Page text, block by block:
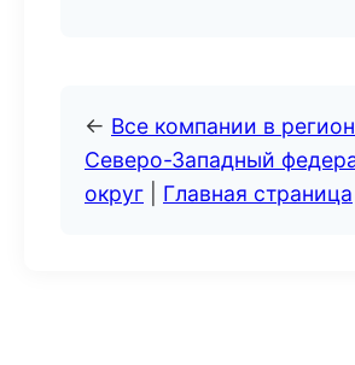
← Все компании в
Северо-Западный
округ
Главная страница